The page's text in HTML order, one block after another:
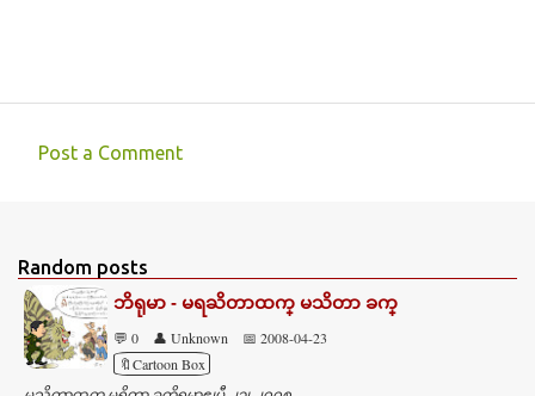
m
e
n
t
Post a Comment
Random posts
ဘိရုမာ - မရႀိတာထက္ မသိတာ ခက္
💬 0 👤 Unknown
📅 2008-04-23
🔖Cartoon Box